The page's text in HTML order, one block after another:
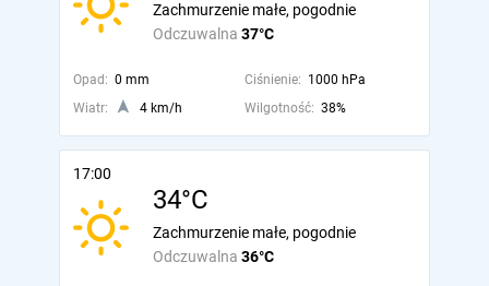
Odczuwalna 37°C
Zachmurzenie małe, pogodnie
Opad: 0 mm Ciśnienie: 1000 hPa
Wiatr:
4 km/h Wilgotność: 38%
17:00
34°C
Odczuwalna 36°C
Zachmurzenie małe, pogodnie